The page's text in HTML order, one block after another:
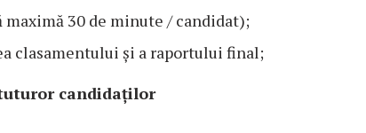
30 de minute / candidat);
clasamentului și a raportului final;
candidaților